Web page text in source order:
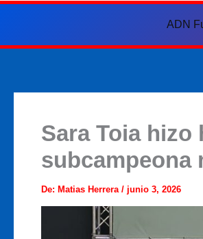
ADN
Sara Toia
subcampeona
De: Matias Herrera / junio 3, 2026